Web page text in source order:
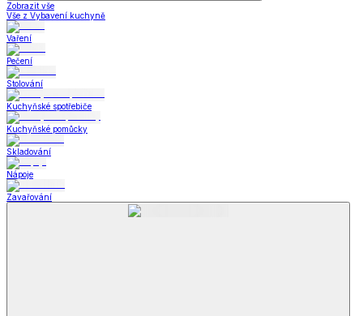
Zobrazit vše
Vše z Vybavení kuchyně
Vaření
Pečení
Stolování
Kuchyňské spotřebiče
Kuchyňské pomůcky
Skladování
Nápoje
Zavařování